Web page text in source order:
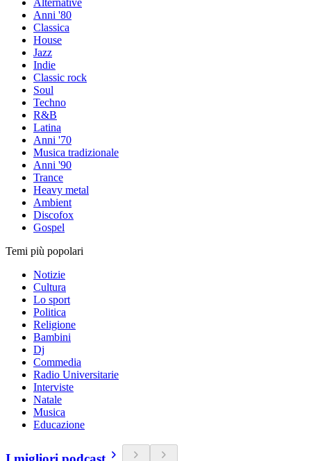
Alternative
Anni '80
Classica
House
Jazz
Indie
Classic rock
Soul
Techno
R&B
Latina
Anni '70
Musica tradizionale
Anni '90
Trance
Heavy metal
Ambient
Discofox
Gospel
Temi più popolari
Notizie
Cultura
Lo sport
Politica
Religione
Bambini
Dj
Commedia
Radio Universitarie
Interviste
Natale
Musica
Educazione